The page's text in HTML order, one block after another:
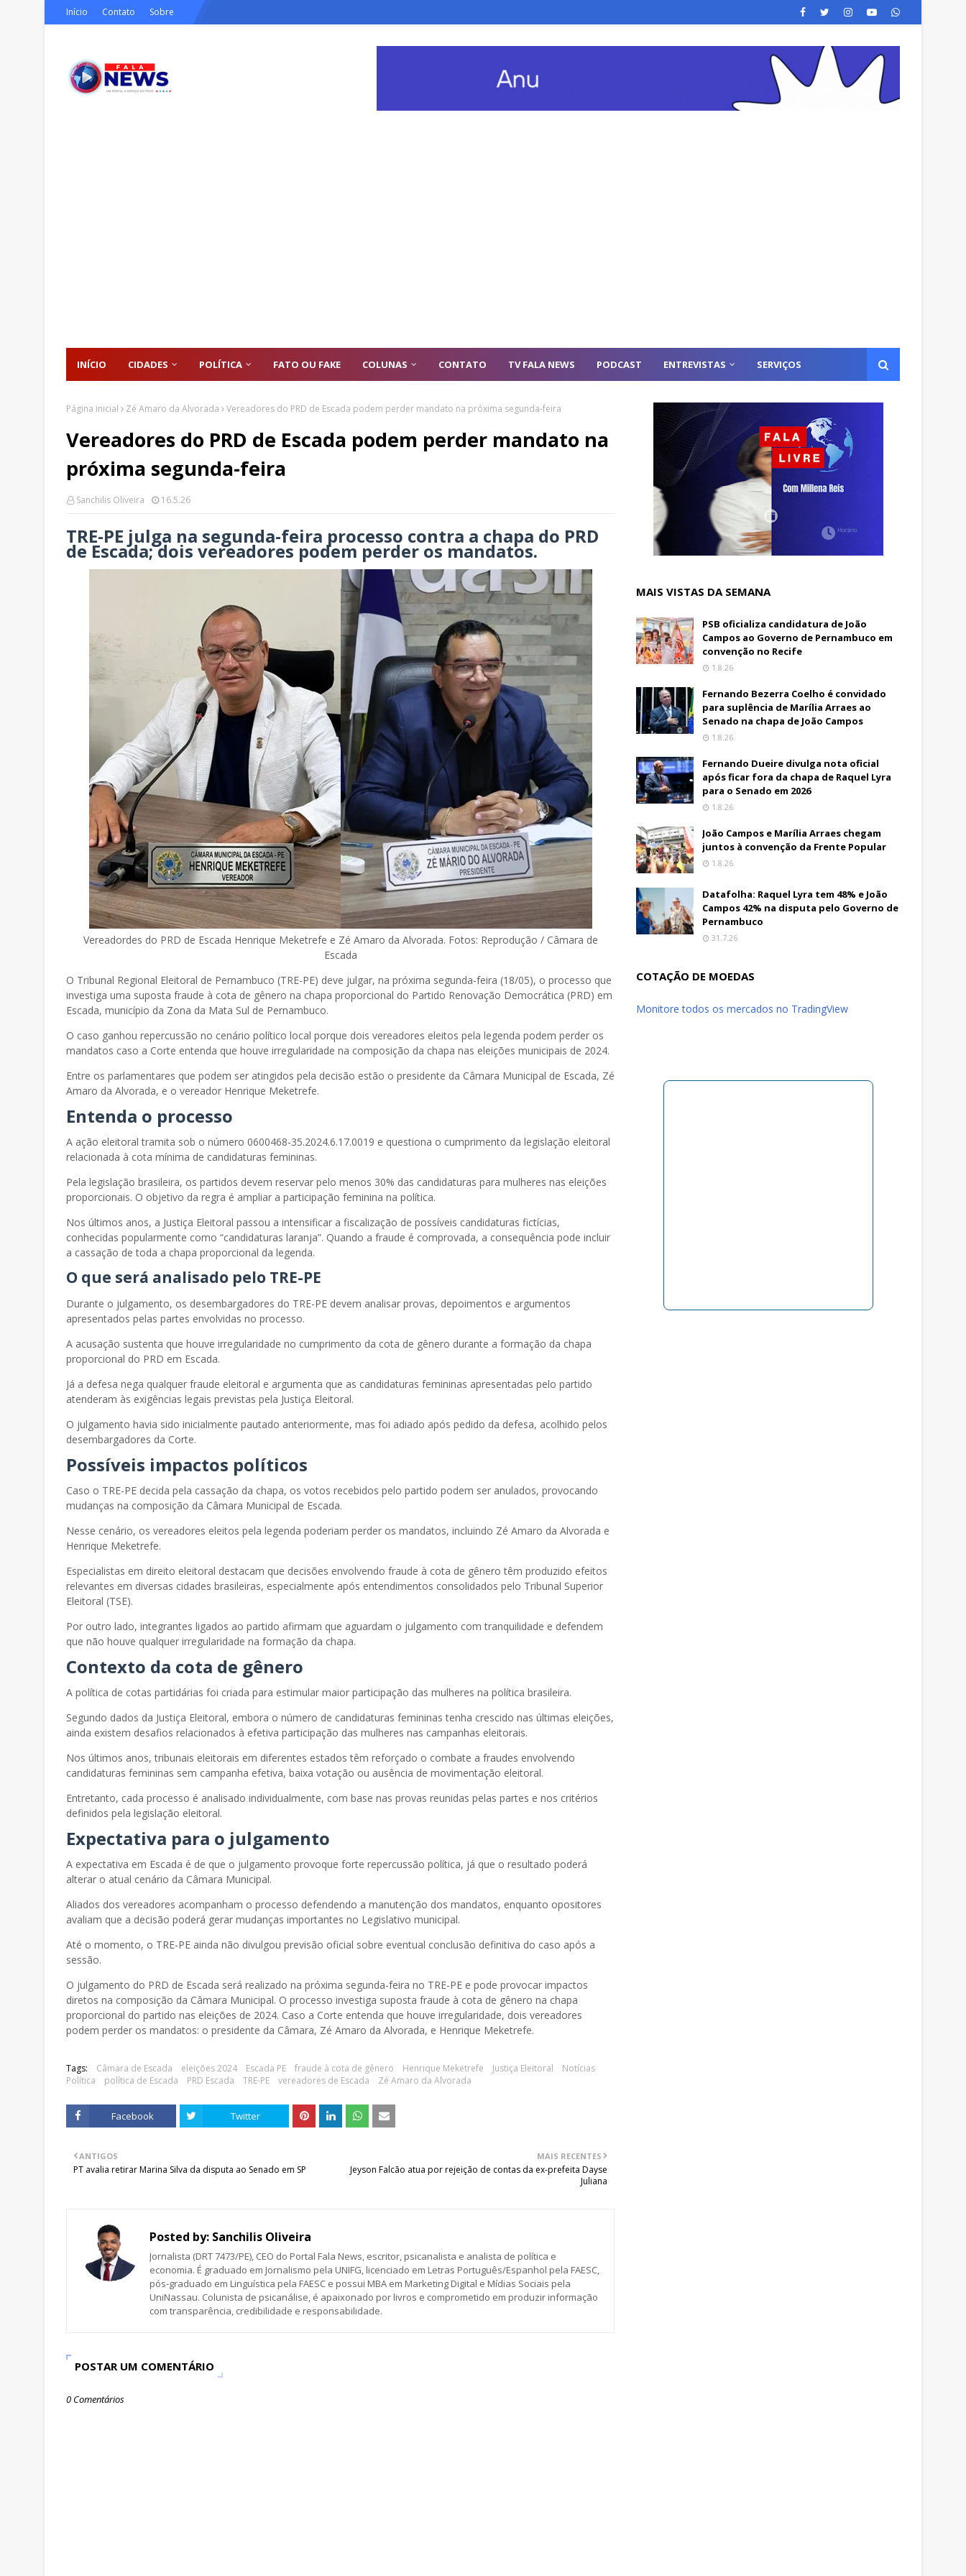
Início Contato Sobre
INÍCIO CIDADES POLÍTICA FATO OU FAKE COLUNAS CONTATO TV FALA NEWS PODCAST ENTREVISTAS SERVIÇOS
Página inicial Zé Amaro da Alvorada Vereadores do PRD de Escada podem perder mandato na próxima segunda-feira
Vereadores do PRD de Escada podem perder mandato na
próxima segunda-feira
Sanchilis Oliveira 16.5.26
TRE-PE julga na segunda-feira processo contra a chapa do PRD
de Escada; dois vereadores podem perder os mandatos.
Vereadordes do PRD de Escada Henrique Meketrefe e Zé Amaro da Alvorada. Fotos: Reprodução / Câmara de
Escada
O Tribunal Regional Eleitoral de Pernambuco (TRE-PE) deve julgar, na próxima segunda-feira (18/05), o processo que
investiga uma suposta fraude à cota de gênero na chapa proporcional do Partido Renovação Democrática (PRD) em
Escada, município da Zona da Mata Sul de Pernambuco.
O caso ganhou repercussão no cenário político local porque dois vereadores eleitos pela legenda podem perder os
mandatos caso a Corte entenda que houve irregularidade na composição da chapa nas eleições municipais de 2024.
Entre os parlamentares que podem ser atingidos pela decisão estão o presidente da Câmara Municipal de Escada, Zé
Amaro da Alvorada, e o vereador Henrique Meketrefe.
Entenda o processo
A ação eleitoral tramita sob o número 0600468-35.2024.6.17.0019 e questiona o cumprimento da legislação eleitoral
relacionada à cota mínima de candidaturas femininas.
Pela legislação brasileira, os partidos devem reservar pelo menos 30% das candidaturas para mulheres nas eleições
proporcionais. O objetivo da regra é ampliar a participação feminina na política.
Nos últimos anos, a Justiça Eleitoral passou a intensificar a fiscalização de possíveis candidaturas fictícias,
conhecidas popularmente como “candidaturas laranja”. Quando a fraude é comprovada, a consequência pode incluir
a cassação de toda a chapa proporcional da legenda.
O que será analisado pelo TRE-PE
Durante o julgamento, os desembargadores do TRE-PE devem analisar provas, depoimentos e argumentos
apresentados pelas partes envolvidas no processo.
A acusação sustenta que houve irregularidade no cumprimento da cota de gênero durante a formação da chapa
proporcional do PRD em Escada.
Já a defesa nega qualquer fraude eleitoral e argumenta que as candidaturas femininas apresentadas pelo partido
atenderam às exigências legais previstas pela Justiça Eleitoral.
O julgamento havia sido inicialmente pautado anteriormente, mas foi adiado após pedido da defesa, acolhido pelos
desembargadores da Corte.
Possíveis impactos políticos
Caso o TRE-PE decida pela cassação da chapa, os votos recebidos pelo partido podem ser anulados, provocando
mudanças na composição da Câmara Municipal de Escada.
Nesse cenário, os vereadores eleitos pela legenda poderiam perder os mandatos, incluindo Zé Amaro da Alvorada e
Henrique Meketrefe.
Especialistas em direito eleitoral destacam que decisões envolvendo fraude à cota de gênero têm produzido efeitos
relevantes em diversas cidades brasileiras, especialmente após entendimentos consolidados pelo Tribunal Superior
Eleitoral (TSE).
Por outro lado, integrantes ligados ao partido afirmam que aguardam o julgamento com tranquilidade e defendem
que não houve qualquer irregularidade na formação da chapa.
Contexto da cota de gênero
A política de cotas partidárias foi criada para estimular maior participação das mulheres na política brasileira.
Segundo dados da Justiça Eleitoral, embora o número de candidaturas femininas tenha crescido nas últimas eleições,
ainda existem desafios relacionados à efetiva participação das mulheres nas campanhas eleitorais.
Nos últimos anos, tribunais eleitorais em diferentes estados têm reforçado o combate a fraudes envolvendo
candidaturas femininas sem campanha efetiva, baixa votação ou ausência de movimentação eleitoral.
Entretanto, cada processo é analisado individualmente, com base nas provas reunidas pelas partes e nos critérios
definidos pela legislação eleitoral.
Expectativa para o julgamento
A expectativa em Escada é de que o julgamento provoque forte repercussão política, já que o resultado poderá
alterar o atual cenário da Câmara Municipal.
Aliados dos vereadores acompanham o processo defendendo a manutenção dos mandatos, enquanto opositores
avaliam que a decisão poderá gerar mudanças importantes no Legislativo municipal.
Até o momento, o TRE-PE ainda não divulgou previsão oficial sobre eventual conclusão definitiva do caso após a
sessão.
O julgamento do PRD de Escada será realizado na próxima segunda-feira no TRE-PE e pode provocar impactos
diretos na composição da Câmara Municipal. O processo investiga suposta fraude à cota de gênero na chapa
proporcional do partido nas eleições de 2024. Caso a Corte entenda que houve irregularidade, dois vereadores
podem perder os mandatos: o presidente da Câmara, Zé Amaro da Alvorada, e Henrique Meketrefe.
Tags: Câmara de Escada eleições 2024 Escada PE fraude à cota de gênero Henrique Meketrefe Justiça Eleitoral
Notícias
Política
política de Escada PRD Escada TRE-PE vereadores de Escada Zé Amaro da Alvorada
Facebook Twitter
MAIS RECENTES
Jeyson Falcão atua por rejeição de contas da ex-prefeita Dayse
Juliana
ANTIGOS
PT avalia retirar Marina Silva da disputa ao Senado em SP
Posted by: Sanchilis Oliveira
Jornalista (DRT 7473/PE), CEO do Portal Fala News, escritor, psicanalista e analista de política e
economia. É graduado em Jornalismo pela UNIFG, licenciado em Letras Português/Espanhol pela FAESC,
pós-graduado em Linguística pela FAESC e possui MBA em Marketing Digital e Mídias Sociais pela
UniNassau. Colunista de psicanálise, é apaixonado por livros e comprometido em produzir informação
com transparência, credibilidade e responsabilidade.
POSTAR UM COMENTÁRIO
0 Comentários
MAIS VISTAS DA SEMANA
PSB oficializa candidatura de João
Campos ao Governo de Pernambuco em
convenção no Recife
1.8.26
Fernando Bezerra Coelho é convidado
para suplência de Marília Arraes ao
Senado na chapa de João Campos
1.8.26
Fernando Dueire divulga nota oficial
após ficar fora da chapa de Raquel Lyra
para o Senado em 2026
1.8.26
João Campos e Marília Arraes chegam
juntos à convenção da Frente Popular
1.8.26
Datafolha: Raquel Lyra tem 48% e João
Campos 42% na disputa pelo Governo de
Pernambuco
31.7.26
COTAÇÃO DE MOEDAS
Monitore todos os mercados no TradingView